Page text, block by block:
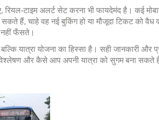
रियल‑टाइम अलर्ट सेट करना भी फायदेमंद है। कई
हैं, चाहे वह नई बुकिंग हो या मौजूदा टिकट को
फँसते।
बल्कि यात्रा योजना का हिस्सा है। सही
विश्लेषण और कैसे आप अपनी यात्रा को सुगम बना